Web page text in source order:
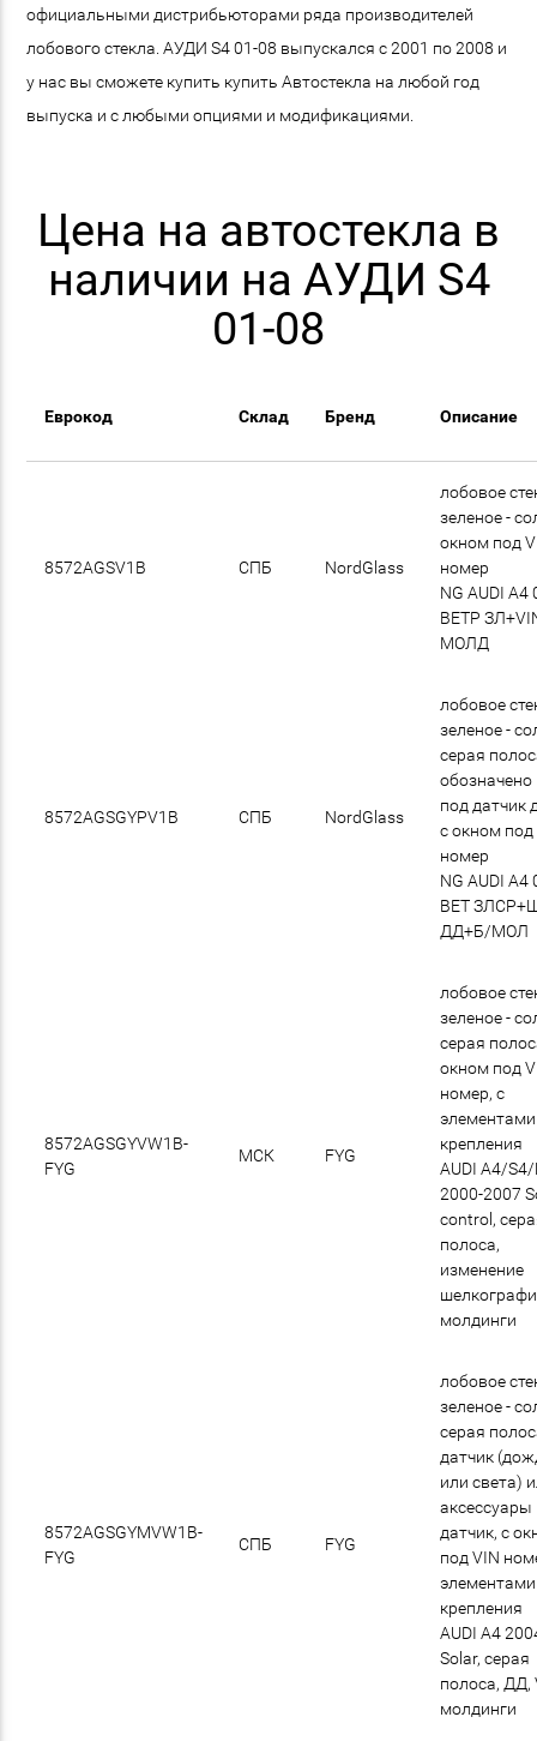
официальными дистрибьюторами ряда производителей
лобового стекла. АУДИ S4 01-08 выпускался с 2001 по 2008 и
у нас вы сможете купить купить Автостекла на любой год
выпуска и с любыми опциями и модификациями.
Цена на автостекла в
наличии на АУДИ S4
01-08
Еврокод Склад Бренд Описание
8572AGSV1B СПБ NordGlass
лобовое
зеленое -
окном под
номер
NG AUDI A4
ВЕТР
МОЛД
8572AGSGYPV1B СПБ NordGlass
лобовое
зеленое -
cерая
обозначено
под датчик
с окном под
номер
NG AUDI A4
ВЕТ
ДД+Б/МОЛ
8572AGSGYVW1B-
FYG
МСК FYG
лобовое
зеленое -
cерая
окном под
номер, с
элементами
крепления
AUDI A4/S4/
2000-2007
control,
полоса,
изменение
молдинги
8572AGSGYMVW1B-
FYG
СПБ FYG
лобовое
зеленое -
cерая
датчик
или света)
аксессуары
датчик, с
под VIN
элементами
крепления
AUDI A4
Solar, серая
полоса, ДД,
молдинги